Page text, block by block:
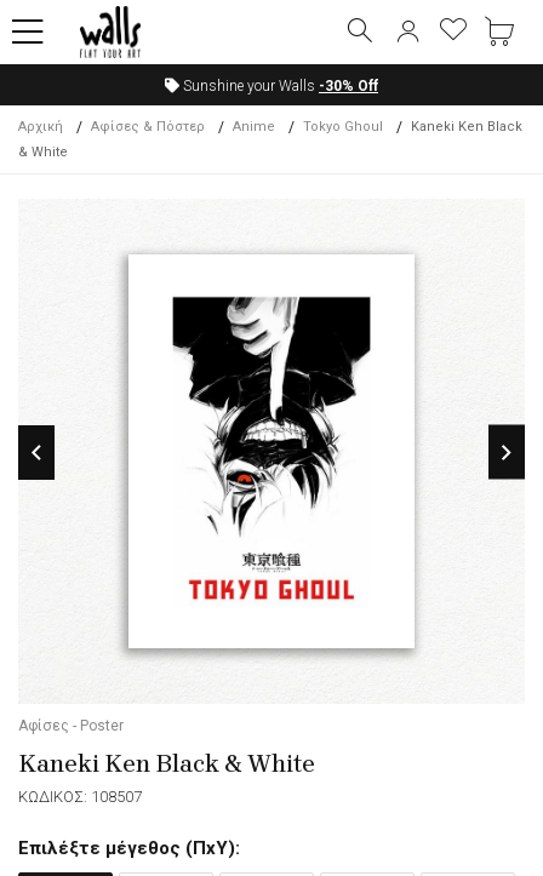
Sunshine your Walls -30% Off
Αρχική Αφίσες & Πόστερ Anime Tokyo Ghoul
Kaneki Ken Black
& White
Αφίσες - Poster
Kaneki Ken Black & White
ΚΩΔΙΚΟΣ: 108507
Επιλέξτε μέγεθος (ΠxΥ):